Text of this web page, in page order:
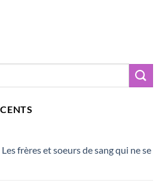
Les frères et soeurs de sang qui ne se